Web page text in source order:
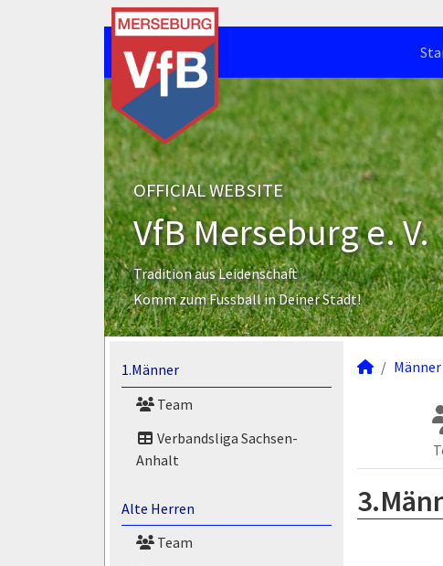
OFFICIAL WEBSITE
VfB Merseburg e. V.
Tradition aus Leidenschaft
Komm zum Fussball in Deiner Stadt!
1.Männer
Team
Verbandsliga Sachsen-
Anhalt
Alte Herren
Team
Männer